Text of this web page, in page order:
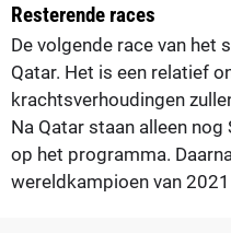
Resterende races
De volgende race van het
Qatar. Het is een relatief
krachtsverhoudingen
Na Qatar staan alleen nog
op het programma.
wereldkampioen van